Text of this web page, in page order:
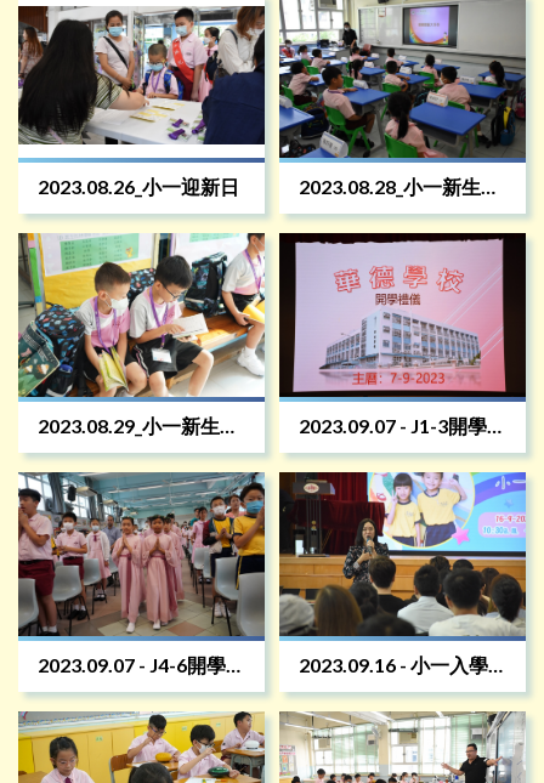
2023.08.26_小一迎新日
2023.08.28_小一新生適
應課程
2023.08.29_小一新生適
應課程
2023.09.07 - J1-3開學祈
禱禮
2023.09.07 - J4-6開學祈
禱禮
2023.09.16 - 小一入學
簡介會